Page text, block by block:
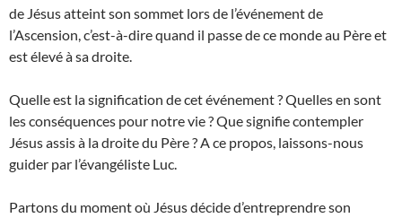
de Jésus atteint son sommet lors de l’événement de
l’Ascension, c’est-à-dire quand il passe de ce monde au Père et
est élevé à sa droite.
Quelle est la signification de cet événement ? Quelles en sont
les conséquences pour notre vie ? Que signifie contempler
Jésus assis à la droite du Père ? A ce propos, laissons-nous
guider par l’évangéliste Luc.
Partons du moment où Jésus décide d’entreprendre son